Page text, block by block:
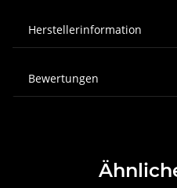
Herstellerinformation
Bewertungen